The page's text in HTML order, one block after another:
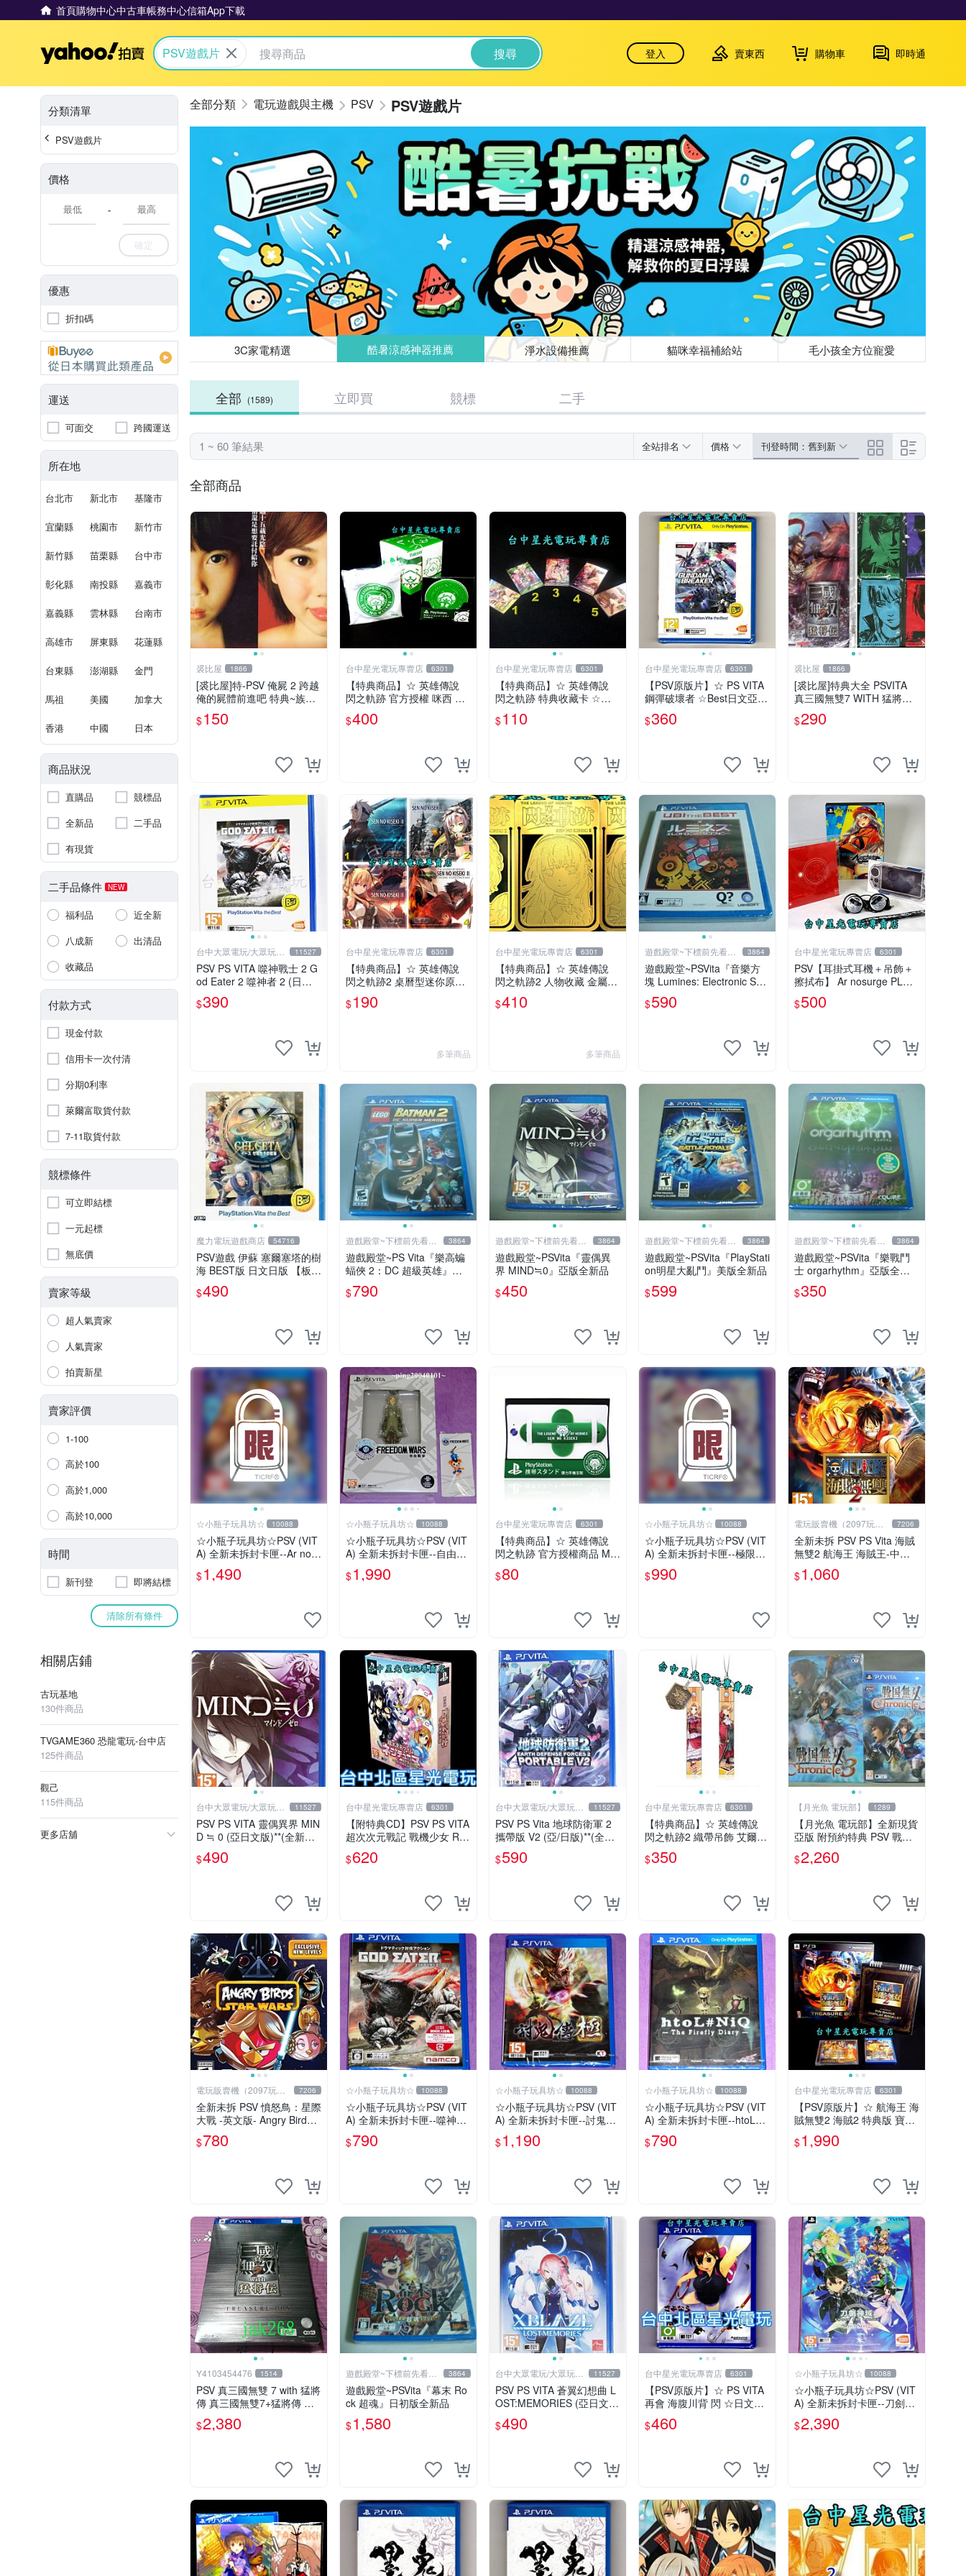
首頁購物中心中古車帳務中心信箱App下載
Yahoo拍賣
PSV遊戲片 搜尋 登入 賣東西 購物車 即時通
分類清單
PSV遊戲片
價格
-
確定
優惠
折扣碼
運送
可面交 跨國運送
所在地
台北市 新北市 基隆市
宜蘭縣 桃園市 新竹市
新竹縣 苗栗縣 台中市
彰化縣 南投縣 嘉義市
嘉義縣 雲林縣 台南市
高雄市 屏東縣 花蓮縣
台東縣 澎湖縣 金門
馬祖 美國 加拿大
香港 中國 日本
商品狀況
直購品
競標品
全新品
二手品
有現貨
二手品條件 NEW
福利品
近全新
八成新
出清品
收藏品
付款方式
現金付款
信用卡一次付清
分期0利率
萊爾富取貨付款
7-11取貨付款
競標條件
可立即結標
一元起標
無底價
賣家等級
超人氣賣家
人氣賣家
拍賣新星
賣家評價
1-100
高於100
高於1,000
高於10,000
時間
新刊登 即將結標
清除所有條件
相關店鋪
古玩基地
130件商品
TVGAME360 恐龍電玩-台中店
125件商品
觀己
115件商品
更多店舖
電玩遊戲與主機 PSV PSV遊戲片
3C家電精選 酷暑涼感神器推薦 淨水設備推薦 貓咪幸福補給站 毛小孩全方位寵愛
全部 (1589) 立即買 競標 二手
1 ~ 60 筆結果 全站排名 價格 刊登時間：舊到新
全部商品
裘比屋 1866
[裘比屋]特-PSV 俺屍 2 跨越
俺的屍體前進吧 特典~族前
傳漫畫特輯(約82頁) 616
$150
台中星光電玩專賣店 6301
【特典商品】☆ 英雄傳說
閃之軌跡 官方授權 咪西 Mis
si 限定馬克杯組 ☆【含杯墊
＋提袋 贈收藏卡】台中星光
$400
台中星光電玩專賣店 6301
【特典商品】☆ 英雄傳說
閃之軌跡 特典收藏卡 ☆
【單張販售 可挑款】台中星
光電玩
$110
台中星光電玩專賣店 6301
【PSV原版片】☆ PS VITA
鋼彈破壞者 ☆Best日文亞版
全新品【特價優惠】台中星
光電玩
$360
裘比屋 1866
[裘比屋]特典大全 PSVITA
真三國無雙7 WITH 猛將傳
特典~桌曆+夾鏈袋+手機袋4
入
$290
台中大眾電玩/大眾玩具
店
11527
PSV PS VITA 噬神戰士 2 G
od Eater 2 噬神者 2 (日文
版)(全新未拆)【台中大眾電
玩】
$390
台中星光電玩專賣店 6301
【特典商品】☆ 英雄傳說
閃之軌跡2 桌曆型迷你原聲
帶 CD ☆全新品【現貨供應
可挑款】台中星光電玩
$190
多筆商品
台中星光電玩專賣店 6301
【特典商品】☆ 英雄傳說
閃之軌跡2 人物收藏 金屬書
籤 ☆【愛莉澤＋莎朗＋愛爾
芬公主 3款一組】台中星光
$410
多筆商品
遊戲殿堂~下標前先看賣
場關於我
3864
遊戲殿堂~PSVita『音樂方
塊 Lumines: Electronic Sym
phony』日版BEST全新品
$590
台中星光電玩專賣店 6301
PSV【耳掛式耳機＋吊飾＋
擦拭布】 Ar nosurge PLUS
獻給誕生之星的祈禱詩 【限
定特典升級包】台中星光電
$500
魔力電玩遊戲商店 54716
PSV遊戲 伊蘇 塞爾塞塔的樹
海 BEST版 日文日版 【板橋
魔力】
$490
遊戲殿堂~下標前先看賣
場關於我
3864
遊戲殿堂~PS Vita『樂高蝙
蝠俠 2：DC 超級英雄』美
版全新品
$790
遊戲殿堂~下標前先看賣
場關於我
3864
遊戲殿堂~PSVita『靈偶異
界 MIND≒0』亞版全新品
$450
遊戲殿堂~下標前先看賣
場關於我
3864
遊戲殿堂~PSVita『PlayStati
on明星大亂鬥』美版全新品
$599
遊戲殿堂~下標前先看賣
場關於我
3864
遊戲殿堂~PSVita『樂戰鬥
士 orgarhythm』亞版全新
品(內含初回限定特典)
$350
☆小瓶子玩具坊☆ 10088
☆小瓶子玩具坊☆PSV (VIT
A) 全新未拆封卡匣--Ar nos
urge PLUS 獻給誕生之星的
祈禱詩
$1,490
☆小瓶子玩具坊☆ 10088
☆小瓶子玩具坊☆PSV (VIT
A) 全新未拆封卡匣--自由戰
爭 限定版 中文版 + 特典--
「普洛帕」吊飾
$1,990
台中星光電玩專賣店 6301
【特典商品】☆ 英雄傳說
閃之軌跡 官方授權商品 Mis
si限定 彈力手機支架 ☆全新
品【特價優惠】台中星光電
$80
☆小瓶子玩具坊☆ 10088
☆小瓶子玩具坊☆PSV (VIT
A) 全新未拆封卡匣--極限凸
記 萌萌編年史
$990
電玩販賣機（2097玩具
公仔舖
7206
全新未拆 PSV PS Vita 海賊
無雙2 航海王 海賊王-中文
亞版- ONE PIECE MUSOU
$1,060
台中大眾電玩/大眾玩具
店
11527
PSV PS VITA 靈偶異界 MIN
D ≒ 0 (亞日文版)**(全新未
拆商品)【台中大眾電玩】電
視遊樂器
$490
台中星光電玩專賣店 6301
【附特典CD】PSV PS VITA
超次次元戰記 戰機少女 Re;
Birth2 限定版 日文亞版全新
品【台中星光電玩】
$620
台中大眾電玩/大眾玩具
店
11527
PSV PS Vita 地球防衛軍 2
攜帶版 V2 (亞/日版)**(全新
未拆商品)【台中大眾電玩】
$590
台中星光電玩專賣店 6301
【特典商品】☆ 英雄傳說
閃之軌跡2 織帶吊飾 艾爾芬
x奧利巴特 ☆【官方授權商
品】台中星光電玩
$350
【月光魚 電玩部】 1289
【月光魚 電玩部】全新現貨
亞版 附預約特典 PSV 戰國
無雙 編年史 3 珍藏盒版 限
定版 亞版日文版
$2,260
電玩販賣機（2097玩具
公仔舖
7206
全新未拆 PSV 憤怒鳥：星際
大戰 -英文版- Angry Birds S
tar Wars
$780
☆小瓶子玩具坊☆ 10088
☆小瓶子玩具坊☆PSV (VIT
A) 全新未拆封卡匣--噬神戰
士2《噬神者2》(日版)
$790
☆小瓶子玩具坊☆ 10088
☆小瓶子玩具坊☆PSV (VIT
A) 全新未拆封卡匣--討鬼傳
極 中文版
$1,190
☆小瓶子玩具坊☆ 10088
☆小瓶子玩具坊☆PSV (VIT
A) 全新未拆封卡匣--htoL#N
iQ 螢火蟲日記
$790
台中星光電玩專賣店 6301
【PSV原版片】☆ 航海王 海
賊無雙2 海賊2 特典版 寶箱
版 ☆中文版全新品【台中星
光電玩】
$1,990
Y4103454476 1514
PSV 真三國無雙 7 with 猛將
傳 真三國無雙7+猛將傳 日
文寶箱版-全新未拆
$2,380
遊戲殿堂~下標前先看賣
場關於我
3864
遊戲殿堂~PSVita『幕末 Ro
ck 超魂』日初版全新品
$1,580
台中大眾電玩/大眾玩具
店
11527
PSV PS VITA 蒼翼幻想曲 L
OST:MEMORIES (亞日文
版)**(全新未拆商品)【台中
大眾電玩】
$490
台中星光電玩專賣店 6301
【PSV原版片】☆ PS VITA
再會 海腹川背 閃 ☆日文亞
版全新品【特價優惠】台中
星光電玩
$460
☆小瓶子玩具坊☆ 10088
☆小瓶子玩具坊☆PSV (VIT
A) 全新未拆封卡匣--刀劍神
域 -Lost Song- 中文版 限定
版
$2,390